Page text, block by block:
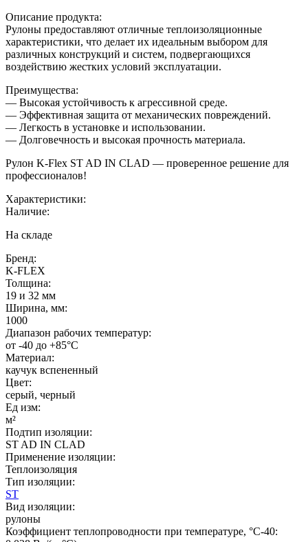
Описание продукта:
Рулоны предоставляют отличные теплоизоляционные
характеристики, что делает их идеальным выбором для
различных конструкций и систем, подвергающихся
воздействию жестких условий эксплуатации.
Преимущества:
— Высокая устойчивость к агрессивной среде.
— Эффективная защита от механических повреждений.
— Легкость в установке и использовании.
— Долговечность и высокая прочность материала.
Рулон K-Flex ST AD IN CLAD — проверенное решение для
профессионалов!
Характеристики:
Наличие:
На складе
Бренд:
K-FLEX
Толщина:
19 и 32 мм
Ширина, мм:
1000
Диапазон рабочих температур:
от -40 до +85°C
Материал:
каучук вспененный
Цвет:
серый, черный
Ед изм:
м²
Подтип изоляции:
ST AD IN CLAD
Применение изоляции:
Теплоизоляция
Тип изоляции:
ST
Вид изоляции:
рулоны
Коэффициент теплопроводности при температуре, °C-40: